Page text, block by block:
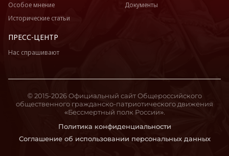
Особое мнение
Исторические статьи
Документы
ПРЕСС-ЦЕНТР
Нас спрашивают
Политика конфиденциальности
Соглашение об использовании персональных данных
© 2015-2026 Официальный сайт Общероссийского
общественного гражданско-патриотического движения
«Бессмертный полк России».